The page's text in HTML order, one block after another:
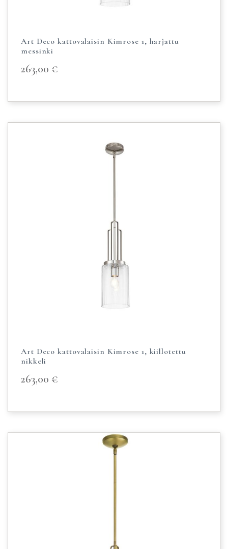
Art Deco kattovalaisin Kimrose 1, harjattu
messinki
263,00 €
Art Deco kattovalaisin Kimrose 1, kiillotettu
nikkeli
263,00 €